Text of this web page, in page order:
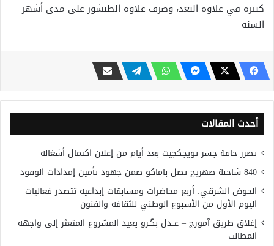
كبيرة في علاوة البعد، وصرف علاوة الطبشور على مدى أشهر
السنة
أحدث المقالات
تضرر حافة جسر تويجكجيت بعد أيام من إعلان اكتمال أشغاله
840 شاحنة صهريج تصل باماكو ضمن جهود تأمين إمدادات الوقود
الحوض الشرقي: أربع محاضرات ومسابقات إبداعية تتصدر فعاليات
اليوم الأول من الأسبوع الوطني للثقافة والفنون
إغلاق طريق آمورج – عــدل بگـرو يعيد المشروع المتعثر إلى واجهة
المطالب